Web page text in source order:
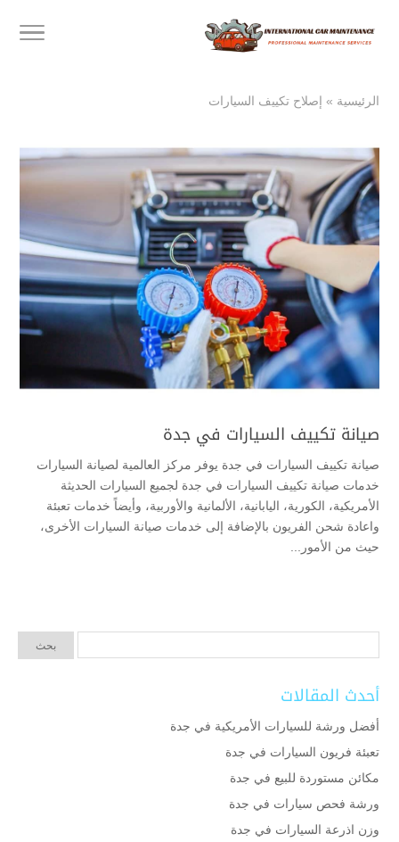
الرئيسية » إصلاح تكييف السيارات
صيانة تكييف السيارات في جدة
صيانة تكييف السيارات في جدة يوفر مركز العالمية لصيانة السيارات
خدمات صيانة تكييف السيارات في جدة لجميع السيارات الحديثة
الأمريكية، الكورية، اليابانية، الألمانية والأوربية، وأيضاً خدمات تعبئة
واعادة شحن الفريون بالإضافة إلى خدمات صيانة السيارات الأخرى،
حيث من الأمور...
أحدث المقالات
أفضل ورشة للسيارات الأمريكية في جدة
تعبئة فريون السيارات في جدة
مكائن مستوردة للبيع في جدة
ورشة فحص سيارات في جدة
وزن اذرعة السيارات في جدة